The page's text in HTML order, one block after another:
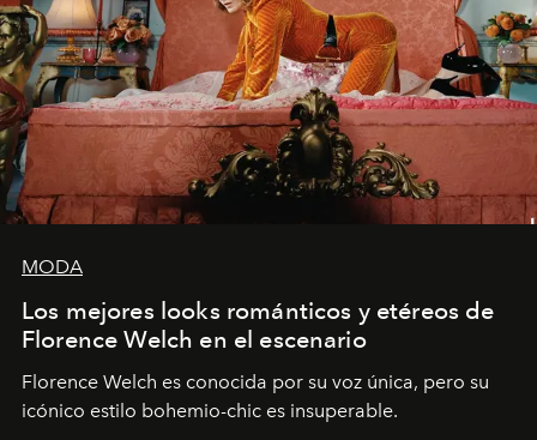
MODA
Los mejores looks románticos y etéreos de
Florence Welch en el escenario
Florence Welch es conocida por su voz única, pero su
icónico estilo bohemio-chic es insuperable.